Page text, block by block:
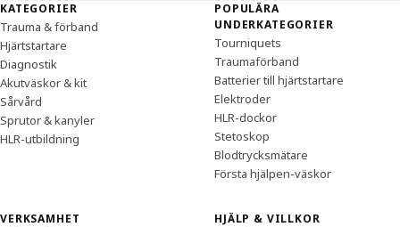
Sidfot
KATEGORIER
Trauma & förband
Hjärtstartare
Diagnostik
Akutväskor & kit
Sårvård
Sprutor & kanyler
HLR-utbildning
POPULÄRA
UNDERKATEGORIER
Tourniquets
Traumaförband
Batterier till hjärtstartare
Elektroder
HLR-dockor
Stetoskop
Blodtrycksmätare
Första hjälpen-väskor
VERKSAMHET HJÄLP & VILLKOR